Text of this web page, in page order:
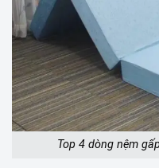
Top 4 dòng nệm